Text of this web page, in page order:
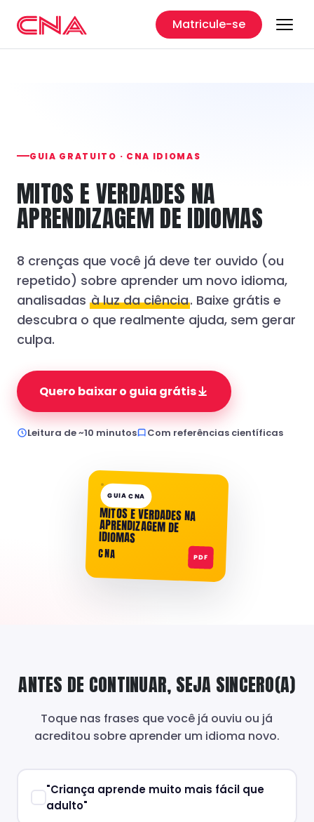
Matricule-se
GUIA GRATUITO · CNA IDIOMAS
MITOS E VERDADES NA
APRENDIZAGEM DE IDIOMAS
8 crenças que você já deve ter ouvido (ou
repetido) sobre aprender um novo idioma,
analisadas à luz da ciência. Baixe grátis e
descubra o que realmente ajuda, sem gerar
culpa.
Quero baixar o guia grátis
Leitura de ~10 minutos Com referências científicas
GUIA CNA
MITOS E VERDADES NA
APRENDIZAGEM DE
IDIOMAS
CNA PDF
ANTES DE CONTINUAR, SEJA SINCERO(A)
Toque nas frases que você já ouviu ou já
acreditou sobre aprender um idioma novo.
"Criança aprende muito mais fácil que
adulto"